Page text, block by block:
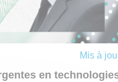
Mis à
en